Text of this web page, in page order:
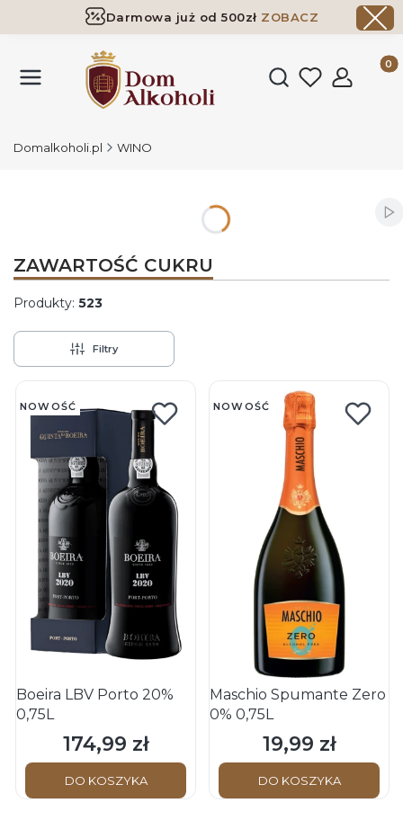
Darmowa już od 500zł ZOBACZ
Otwórz
Domalkoholi.pl WINO
ZAWARTOŚĆ CUKRU
Produkty: 523
Filtry
NOWOŚĆ
Boeira LBV Porto 20%
0,75L
Cena
174,99 zł
DO KOSZYKA
NOWOŚĆ
Maschio Spumante Zero
0% 0,75L
Cena
19,99 zł
DO KOSZYKA